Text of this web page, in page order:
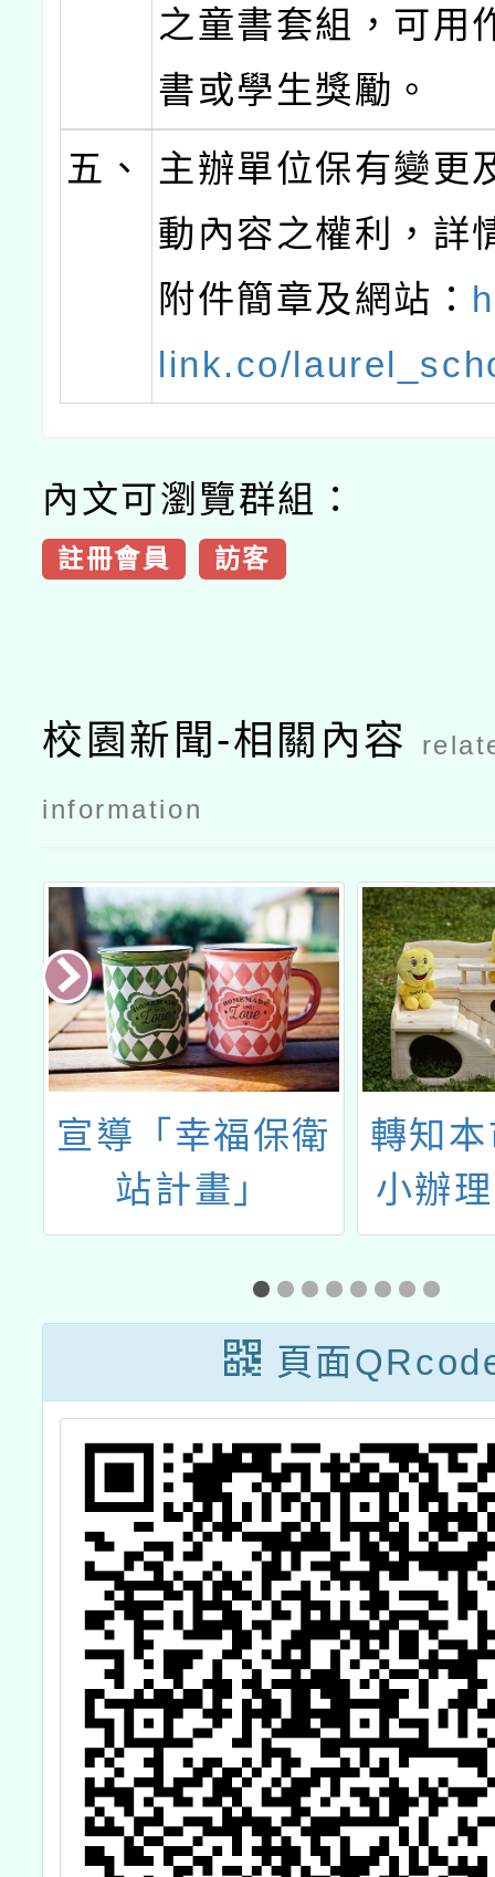
之童書套組，可用
書或學生獎勵。
五、
主辦單位保有變更
動內容之權利，詳
附件簡章及網站：
link.co/
內文可瀏覽群組：
註冊會員 訪客
校園新聞-相關內容
information
宣導「幸福保衛
站計畫」
轉知
小辦
年度
藝競
頁面